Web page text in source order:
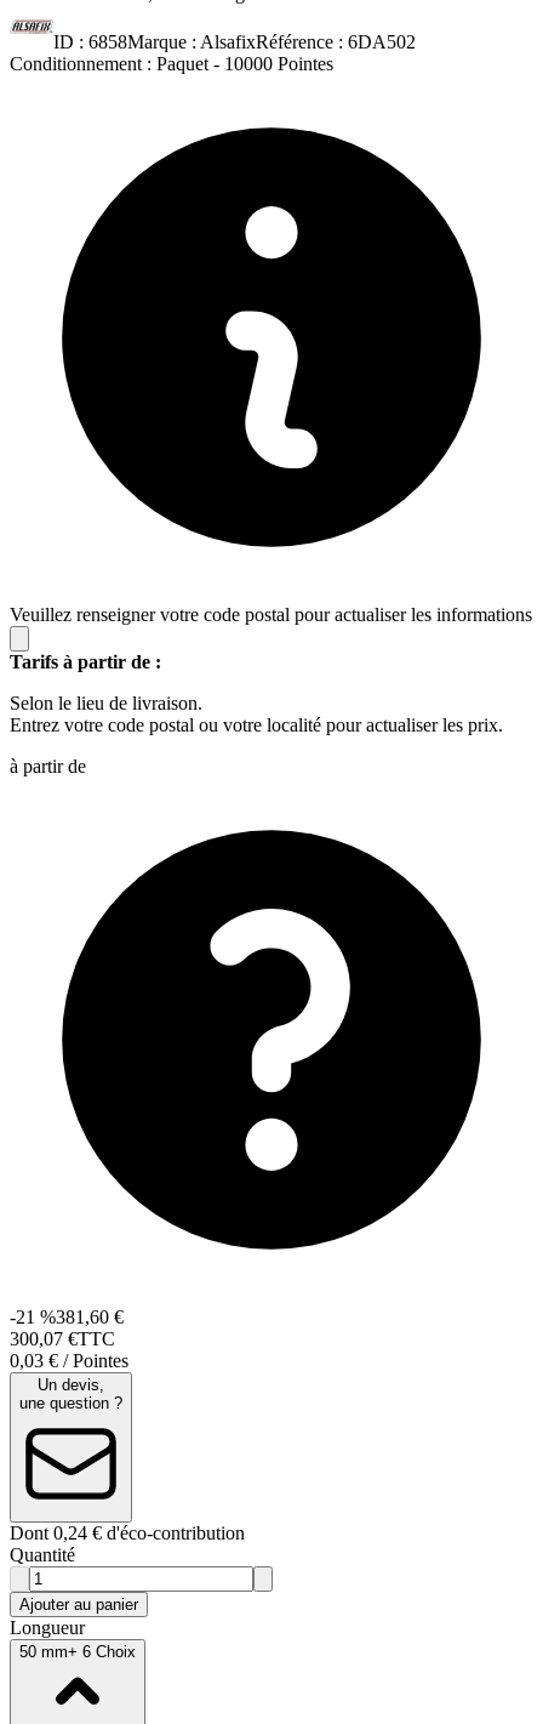
ID : 6858Marque : AlsafixRéférence : 6DA502
Conditionnement : Paquet - 10000 Pointes
Veuillez renseigner votre code postal pour actualiser les informations
Tarifs à partir de :
Selon le lieu de livraison.
Entrez votre code postal ou votre localité pour actualiser les prix.
à partir de
-21 %381,60 €
300,07 €TTC
0,03 € / Pointes
Un devis,
une question ?
Dont 0,24 € d'éco-contribution
Quantité
Ajouter au panier
Longueur
50 mm+ 6 Choix